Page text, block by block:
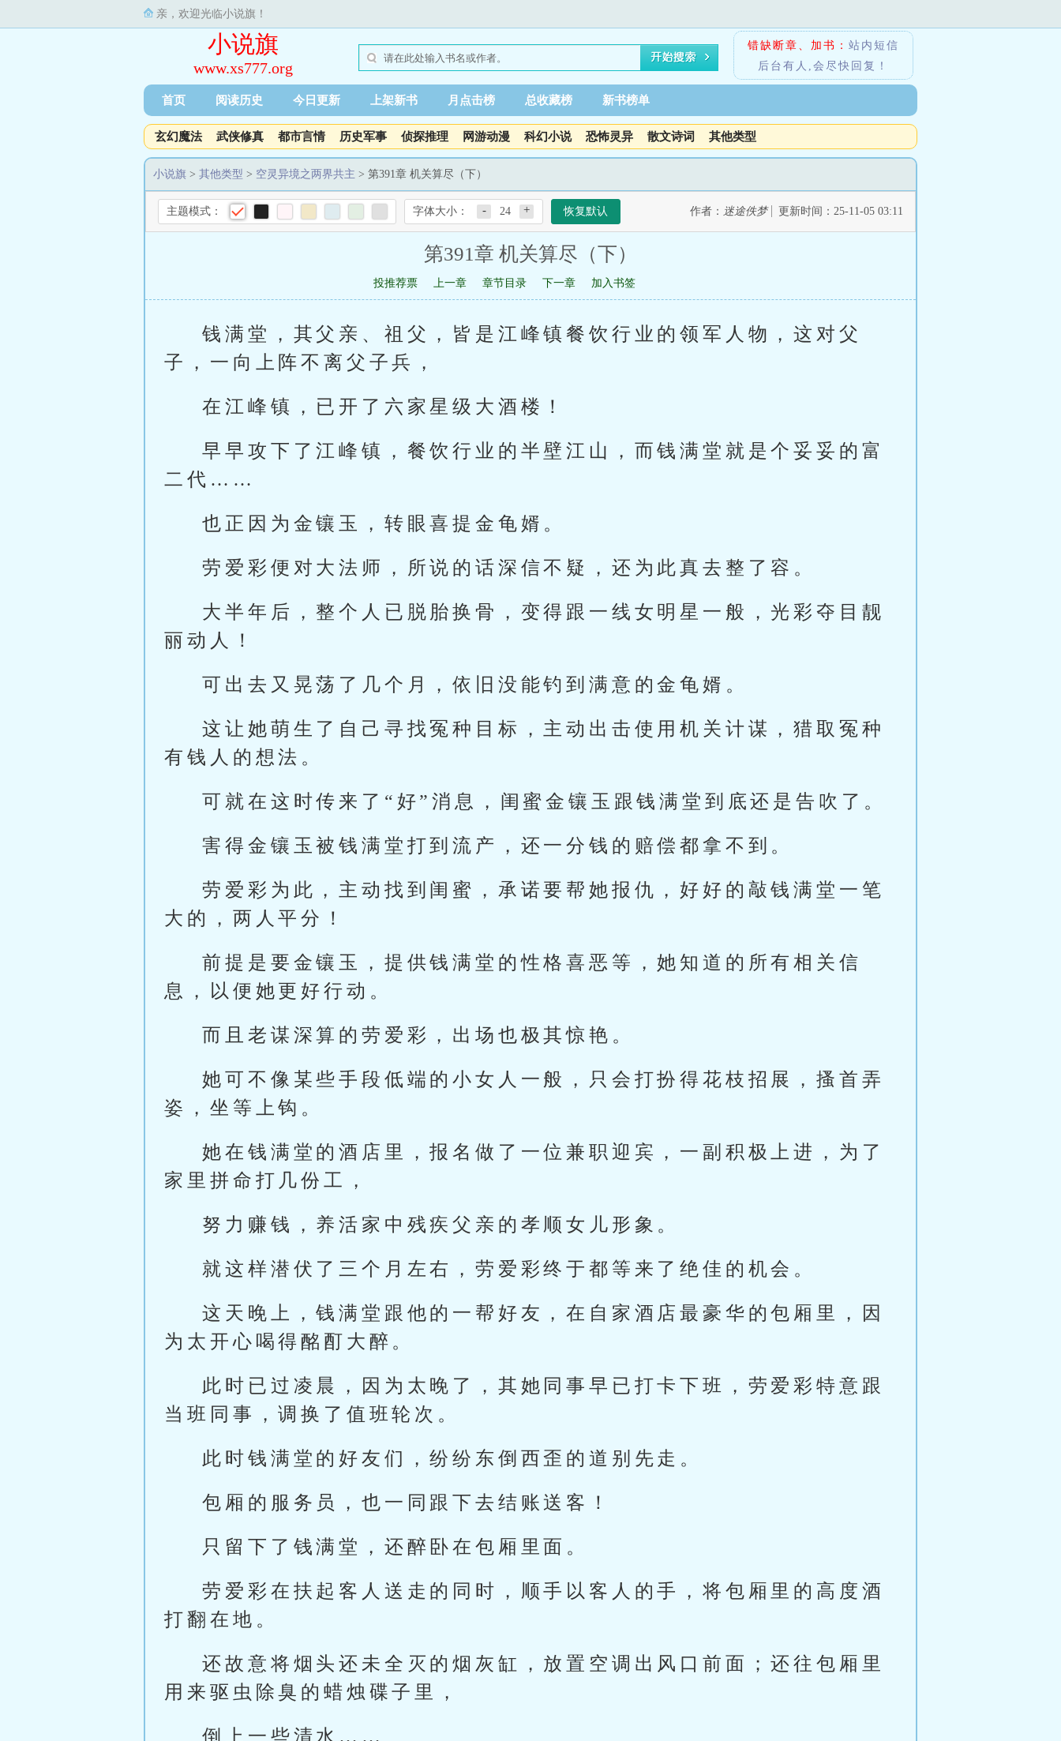
亲，欢迎光临小说旗！
小说旗
www.xs777.org
错缺断章、加书： 站内短信
后台有人,会尽快回复！
首页 阅读历史 今日更新 上架新书 月点击榜 总收藏榜 新书榜单
玄幻魔法 武侠修真 都市言情 历史军事 侦探推理 网游动漫 科幻小说 恐怖灵异 散文诗词 其他类型
小说旗 > 其他类型 > 空灵异境之两界共主 > 第391章 机关算尽（下）
主题模式： 字体大小： - 24 + 恢复默认 作者： 迷途佚梦 更新时间：25-11-05 03:11
第391章 机关算尽（下）
投推荐票 上一章 章节目录 下一章 加入书签
钱满堂，其父亲、祖父，皆是江峰镇餐饮行业的领军人物，这对父
子，一向上阵不离父子兵，
在江峰镇，已开了六家星级大酒楼！
早早攻下了江峰镇，餐饮行业的半壁江山，而钱满堂就是个妥妥的富
二代……
也正因为金镶玉，转眼喜提金龟婿。
劳爱彩便对大法师，所说的话深信不疑，还为此真去整了容。
大半年后，整个人已脱胎换骨，变得跟一线女明星一般，光彩夺目靓
丽动人！
可出去又晃荡了几个月，依旧没能钓到满意的金龟婿。
这让她萌生了自己寻找冤种目标，主动出击使用机关计谋，猎取冤种
有钱人的想法。
可就在这时传来了“好”消息，闺蜜金镶玉跟钱满堂到底还是告吹了。
害得金镶玉被钱满堂打到流产，还一分钱的赔偿都拿不到。
劳爱彩为此，主动找到闺蜜，承诺要帮她报仇，好好的敲钱满堂一笔
大的，两人平分！
前提是要金镶玉，提供钱满堂的性格喜恶等，她知道的所有相关信
息，以便她更好行动。
而且老谋深算的劳爱彩，出场也极其惊艳。
她可不像某些手段低端的小女人一般，只会打扮得花枝招展，搔首弄
姿，坐等上钩。
她在钱满堂的酒店里，报名做了一位兼职迎宾，一副积极上进，为了
家里拼命打几份工，
努力赚钱，养活家中残疾父亲的孝顺女儿形象。
就这样潜伏了三个月左右，劳爱彩终于都等来了绝佳的机会。
这天晚上，钱满堂跟他的一帮好友，在自家酒店最豪华的包厢里，因
为太开心喝得酩酊大醉。
此时已过凌晨，因为太晚了，其她同事早已打卡下班，劳爱彩特意跟
当班同事，调换了值班轮次。
此时钱满堂的好友们，纷纷东倒西歪的道别先走。
包厢的服务员，也一同跟下去结账送客！
只留下了钱满堂，还醉卧在包厢里面。
劳爱彩在扶起客人送走的同时，顺手以客人的手，将包厢里的高度酒
打翻在地。
还故意将烟头还未全灭的烟灰缸，放置空调出风口前面；还往包厢里
用来驱虫除臭的蜡烛碟子里，
倒上一些清水……